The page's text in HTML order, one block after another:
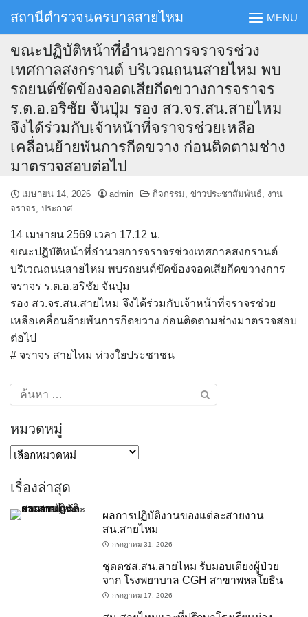
สถานีตำรวจนครบาลสายไหม MENU
ขณะปฏิบัติหน้าที่อำนวยการจราจรช่วง
เทศกาลสงกรานต์ บริเวณถนนสายไหม พบ
รถยนต์ขัดข้องจอดเสียกีดขวางการจราจร
ร.ต.อ.อริชัย จันปุ่ม รอง สว.จร.สน.สายไหม
จึงได้ร่วมกับเจ้าหน้าที่จราจรช่วยเหลือ
เคลื่อนย้ายพ้นการกีดขวาง ก่อนติดตามช่าง
มาตรวจสอบต่อไป
เมษายน 14, 2026 admin กิจกรรม, ข่าวประชาสัมพันธ์, งาน
จราจร, ประกาศ
14 เมษายน 2569 เวลา 17.12 น.
ขณะปฏิบัติหน้าที่อำนวยการจราจรช่วงเทศกาลสงกรานต์
บริเวณถนนสายไหม พบรถยนต์ขัดข้องจอดเสียกีดขวางการ
จราจร ร.ต.อ.อริชัย จันปุ่ม
รอง สว.จร.สน.สายไหม จึงได้ร่วมกับเจ้าหน้าที่จราจรช่วย
เหลือเคลื่อนย้ายพ้นการกีดขวาง ก่อนติดตามช่างมาตรวจสอบ
ต่อไป
# จราจร สายไหม ห่วงใยประชาชน
ค้นหา
สำหรับ:
หมวดหมู่
หมวด
เรื่องล่าสุด
ผลการปฏิบัติงานของแต่ละสายงาน
สน.สายไหม
กรกฎาคม 31, 2026
ชุดตชส.สน.สายไหม รับมอบเตียงผู้ป่วย
จาก โรงพยาบาล CGH สาขาพหลโยธิน
กรกฎาคม 17, 2026